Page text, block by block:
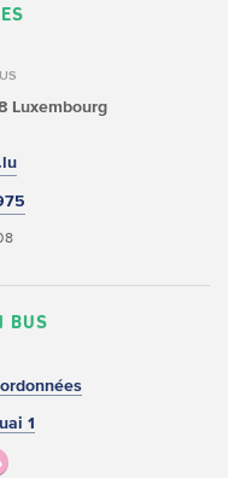
Luxembourg
BUS
1